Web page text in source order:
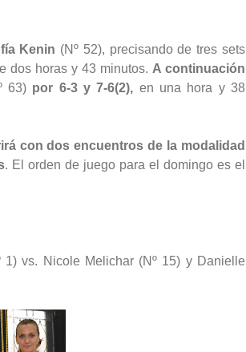
Kenin (Nº 52), precisando de tres sets
dos horas y 43 minutos. A continuación
63) por 6-3 y 7-6(2), en una hora y 38
con dos encuentros de la modalidad
. El orden de juego para el domingo es el
vs. Nicole Melichar (Nº 15) y Danielle